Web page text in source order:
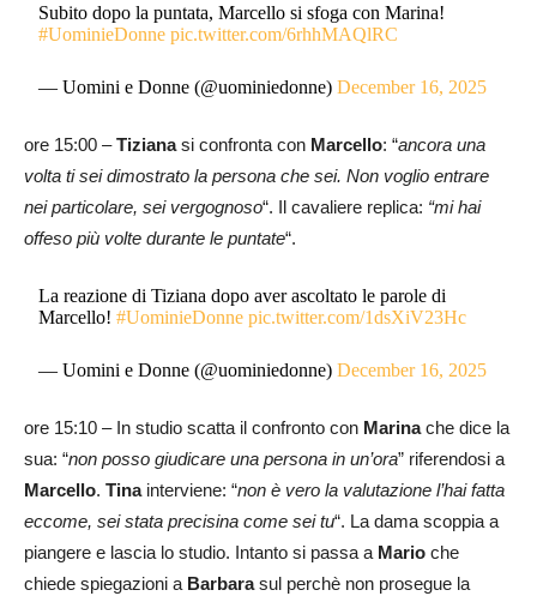
Subito dopo la puntata, Marcello si sfoga con Marina!
#UominieDonne pic.twitter.com/6rhhMAQlRC
— Uomini e Donne (@uominiedonne)December 16, 2025
ore 15:00 –Tizianasi confronta con Marcello: “ancora una
volta ti sei dimostrato la persona che sei. Non voglio entrare
nei particolare, sei vergognoso“. Il cavaliere replica: “mi hai
offeso più volte durante le puntate“.
La reazione di Tiziana dopo aver ascoltato le parole di
Marcello!#UominieDonne pic.twitter.com/1dsXiV23Hc
— Uomini e Donne (@uominiedonne)December 16, 2025
ore 15:10 – In studio scatta il confronto con Marinache dice la
sua: “non posso giudicare una persona in un’ora” riferendosi a
Marcello. Tinainterviene: “non è vero la valutazione l’hai fatta
eccome, sei stata precisina come sei tu“. La dama scoppia a
piangere e lascia lo studio. Intanto si passa a Mario che
chiede spiegazioni a Barbarasul perchè non prosegue la